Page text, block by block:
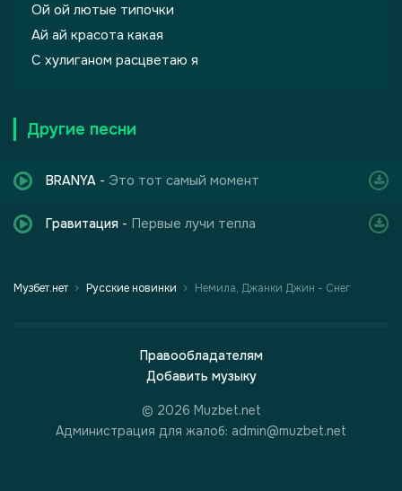
Ой ой лютые типочки
Ай ай красота какая
С хулиганом расцветаю я
Другие песни
BRANYA - Это тот самый момент
Гравитация - Первые лучи тепла
Музбет.нет Русские новинки Немила, Джанки Джин - Снег
Правообладателям
Добавить музыку
© 2026 Muzbet.net
Администрация для жалоб: admin@muzbet.net
Шепот, робкое дыхание